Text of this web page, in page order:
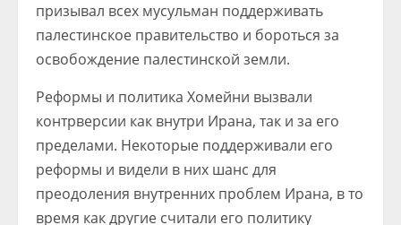
призывал всех мусульман поддерживать
палестинское правительство и бороться за
освобождение палестинской земли.
Реформы и политика Хомейни вызвали
контрверсии как внутри Ирана, так и за его
пределами. Некоторые поддерживали его
реформы и видели в них шанс для
преодоления внутренних проблем Ирана, в то
время как другие считали его политику